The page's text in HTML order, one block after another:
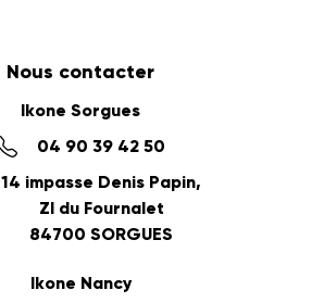
Nous contacter
Ikone Sorgues
04 90 39 42 50
14 impasse Denis Papin,
ZI du Fournalet
84700 SORGUES
Ikone Nancy